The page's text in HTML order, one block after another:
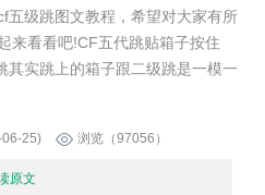
五级跳图文教程，希望对大家有所
来看看吧!CF五代跳贴箱子按住
其实跳上的箱子跟二级跳是一模一
25) 浏览（97056）
原文